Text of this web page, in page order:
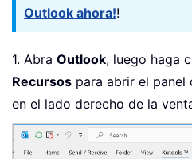
Outlook ahora!!
1. Abra Outlook, luego haga
Recursos para abrir el panel
en el lado derecho de la